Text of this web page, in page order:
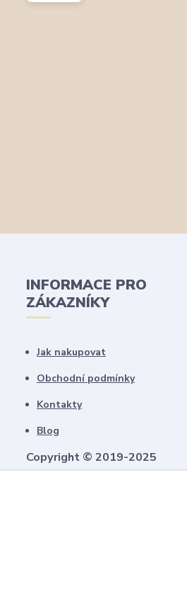
INFORMACE PRO
ZÁKAZNÍKY
Jak nakupovat
Obchodní podmínky
Kontakty
Blog
Copyright © 2019-2025